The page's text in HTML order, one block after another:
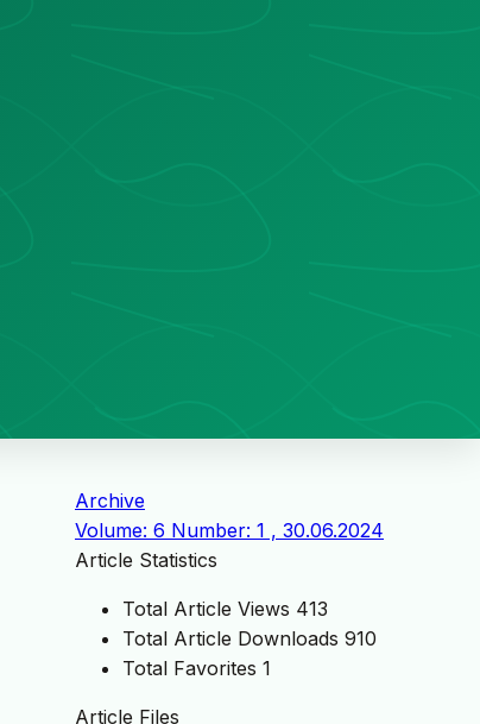
Archive
Volume: 6 Number: 1 , 30.06.2024
Article Statistics
Total Article Views 413
Total Article Downloads 910
Total Favorites 1
Article Files